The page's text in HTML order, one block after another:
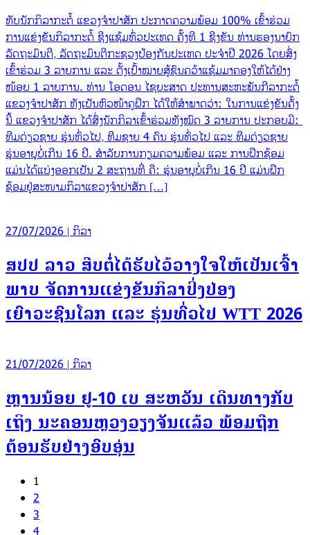
ທັບນັກກິລາກະຕໍ້ ແຂວງຈຳປາສັກ ປະກາດຄວາມພ້ອມ 100% ເຂົ້າຮ່ວມ
ການແຂ່ງຂັນກິລາກະຕໍ້ ຊີງແຊ້ມທົ່ວປະເທດ ຄັ້ງທີ 1 ຊີງຂັນ ທ່ານຮອງນາຍົກ
ລັດຖະມົນຕີ, ລັດຖະມົນຕີກະຊວງປ້ອງກັນປະເທດ ປະຈຳປີ 2026 ໂດຍສົ່ງ
ເຂົ້າຮ່ວມ 3 ລາຍການ ແລະ ຕັ້ງເປົ້າໝາຍສູ້ຊົນຄວ້າແຊ້ມມາຄອງໃຫ້ໄດ້ຢ່າງ
ໜ້ອຍ 1 ລາຍການ. ​ທ່ານ ໂອດອນ ໄຊຍະສາດ ປະທານສະຫະພັນກີລາກະຕໍ້
ແຂວງຈຳປາສັກ ທັງເປັນຫົວໜ້າຄູຝຶກ ໄດ້ໃຫ້ສໍາພາດວ່າ: ໃນການແຂ່ງຂັນຄັ້ງ
ນີ້ ແຂວງຈຳປາສັກ ໄດ້ສົ່ງນັກກິລາເຂົ້າຮ່ວມທັງໝົດ 3 ລາຍການ ປະກອບມີ: ​
ທີມດ່ຽວຊາຍ ຮຸ່ນທົ່ວໄປ, ​ທີມຊາຍ 4 ຄົນ ຮຸ່ນທົ່ວໄປ ແລະ ​ທີມດ່ຽວຊາຍ
ຮຸ່ນອາຍຸບໍ່ເກີນ 16 ປີ. ​ສຳລັບການກຽມຄວາມພ້ອມ ແລະ ການຝຶກຊ້ອມ
ແມ່ນໄດ້ແບ່ງອອກເປັນ 2 ສະຖານທີ່ ຄື: ​ຮຸ່ນອາຍຸບໍ່ເກີນ 16 ປີ ແມ່ນຝຶກ
ຊ້ອມຢູ່ສະໜາມກິລາແຂວງຈຳປາສັກ […]
27/07/2026 | ກິລາ
ສປປ ລາວ ສືບຕໍ່ໄດ້ຮັບໄວ້ວາງໃຈໃຫ້ເປັນເຈົ້າ
ພາບ ຈັດການແຂ່ງຂັນກິລາປິ່ງປ່ອງ
ເຍົາວະຊົນໂລກ ແລະ ຮຸ່ນທົ່ວໄປ WTT 2026
21/07/2026 | ກິລາ
ຫຼານນ້ອຍ ຢູ-10 ເບ ສະຫວັນ ເດີນທາງກັບ
ເຖິງ ນະຄອນຫຼວງວຽງຈັນແລ້ວ ພ້ອມຖືກ
ຕ້ອນຮັບຢ່າງອົບອຸ່ນ
1
2
3